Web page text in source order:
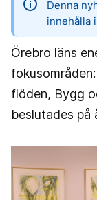
Denna
innehålla
Örebro läns
flöden, Bygg
beslutades på